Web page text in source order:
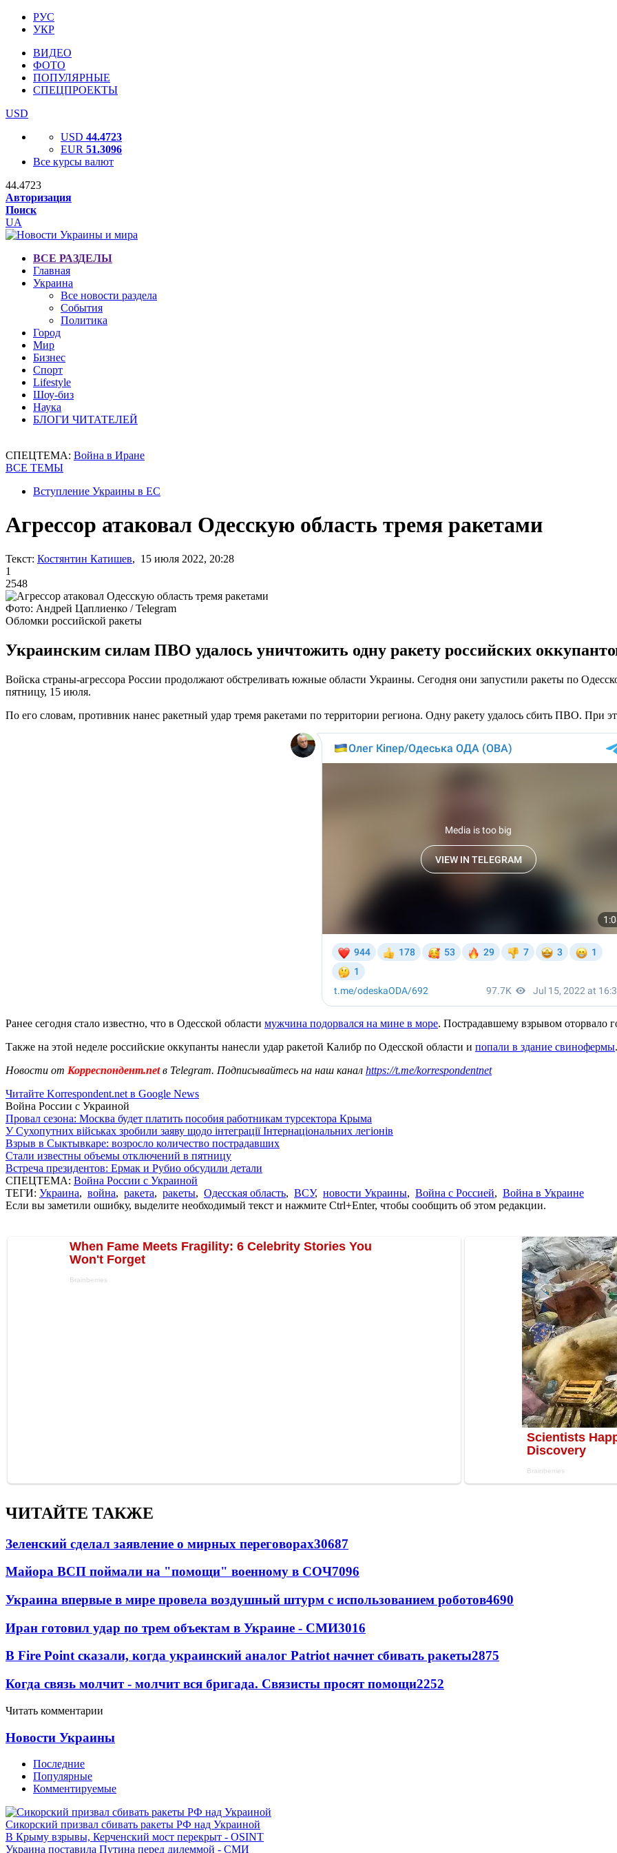
РУС
УКР
ВИДЕО
ФОТО
ПОПУЛЯРНЫЕ
СПЕЦПРОЕКТЫ
USD
USD 44.4723
EUR 51.3096
Все курсы валют
44.4723
Авторизация
Поиск
UA
ВСЕ РАЗДЕЛЫ
Главная
Украина
Все новости раздела
События
Политика
Город
Мир
Бизнес
Спорт
Lifestyle
Шоу-биз
Наука
БЛОГИ ЧИТАТЕЛЕЙ
СПЕЦТЕМА: Война в Иране
ВСЕ ТЕМЫ
Вступление Украины в ЕС
Агрессор атаковал Одесскую область тремя ракетами
Текст: Костянтин Катишев, 15 июля 2022, 20:28
1
2548
Фото: Андрей Цаплиенко / Telegram
Обломки российской ракеты
Украинским силам ПВО удалось уничтожить одну ракету российских
Войска страны-агрессора России продолжают обстреливать южные области Украины. Сегодня они запустили ракеты по
пятницу, 15 июля.
По его словам, противник нанес ракетный удар тремя ракетами по территории региона. Одну ракету удалось сбить ПВО. При
Ранее сегодня стало известно, что в Одесской области мужчина подорвался на мине в море. Пострадавшему взрывом оторвало
Также на этой неделе российские оккупанты нанесли удар ракетой Калибр по Одесской области и попали в здание свинофермы.
Новости от Корреспондент.netв Telegram. Подписывайтесь на наш канал https://t.me/korrespondentnet
Читайте Korrespondent.net в Google News
Война России с Украиной
Провал сезона: Москва будет платить пособия работникам турсектора Крыма
У Сухопутних військах зробили заяву щодо інтеграції Інтернаціональних легіонів
Взрыв в Сыктывкаре: возросло количество пострадавших
Стали известны объемы отключений в пятницу
Встреча президентов: Ермак и Рубио обсудили детали
СПЕЦТЕМА: Война России с Украиной
ТЕГИ: Украина, война, ракета, ракеты, Одесская область, ВСУ, новости Украины, Война с Россией, Война в Украине
Если вы заметили ошибку, выделите необходимый текст и нажмите Ctrl+Enter, чтобы сообщить об этом редакции.
ЧИТАЙТЕ ТАКЖЕ
Зеленский сделал заявление о мирных переговорах30687
Майора ВСП поймали на "помощи" военному в СОЧ7096
Украина впервые в мире провела воздушный штурм с использованием роботов4690
Иран готовил удар по трем объектам в Украине - СМИ3016
В Fire Point сказали, когда украинский аналог Patriot начнет сбивать ракеты2875
Когда связь молчит - молчит вся бригада. Связисты просят помощи2252
Читать комментарии
Новости Украины
Последние
Популярные
Комментируемые
Сикорский призвал сбивать ракеты РФ над Украиной
В Крыму взрывы, Керченский мост перекрыт - OSINT
Украина поставила Путина перед дилеммой - СМИ